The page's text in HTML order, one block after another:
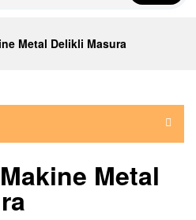
Metal Delikli Masura
Metal